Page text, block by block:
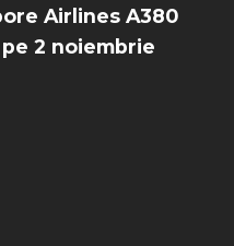
Airlines A380
2 noiembrie